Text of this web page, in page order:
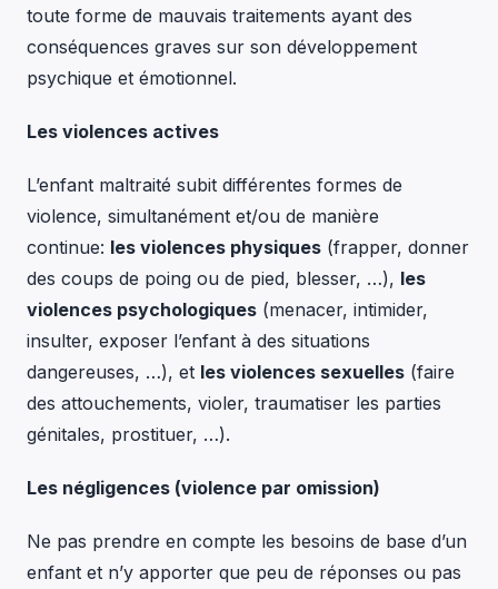
toute forme de mauvais traitements ayant des
conséquences graves sur son développement
psychique et émotionnel.
Les violences actives
L’enfant maltraité subit différentes formes de
violence, simultanément et/ou de manière
continue: les violences physiques (frapper, donner
des coups de poing ou de pied, blesser, …), les
violences psychologiques (menacer, intimider,
insulter, exposer l’enfant à des situations
dangereuses, …), et les violences sexuelles (faire
des attouchements, violer, traumatiser les parties
génitales, prostituer, …).
Les négligences (violence par omission)
Ne pas prendre en compte les besoins de base d’un
enfant et n’y apporter que peu de réponses ou pas